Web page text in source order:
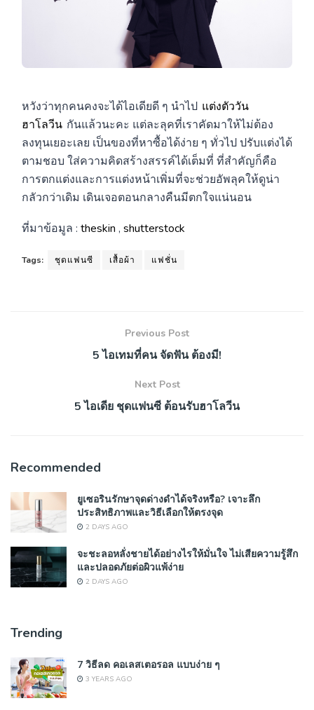
หวังว่าทุกคนคงจะได้ไอเดียดี ๆ นำไป แต่งตัววัน
ฮาโลวีน กันแล้วนะคะ แต่ละลุคที่เราคัดมาให้ไม่ต้อง
ลงทุนเยอะเลย เป็นของที่หาซื้อได้ง่าย ๆ ทั่วไป ปรับแต่งได้
ตามชอบ ใส่ความคิดสร้างสรรค์ได้เต็มที่ ที่สำคัญก็คือ
การตกแต่งและการแต่งหน้าเพิ่มที่จะช่วยอัพลุคให้ดูน่า
กลัวกว่าเดิม เดินเจอตอนกลางคืนมีตกใจแน่นอน
ที่มาข้อมูล : theskin , shutterstock
Tags: ชุดแฟนซี เสื้อผ้า แฟชั่น
Previous Post
5 ไอเทมที่คน จัดฟัน ต้องมี!
Next Post
5 ไอเดีย ชุดแฟนซี ต้อนรับฮาโลวีน
Recommended
ยูเซอรินรักษาจุดด่างดำได้จริงหรือ? เจาะลึก
ประสิทธิภาพและวิธีเลือกให้ตรงจุด
2 DAYS AGO
จะชะลอหลั่งชายได้อย่างไรให้มั่นใจ ไม่เสียความรู้สึก
และปลอดภัยต่อผิวแพ้ง่าย
2 DAYS AGO
Trending
7 วิธีลด คอเลสเตอรอล แบบง่าย ๆ
3 YEARS AGO